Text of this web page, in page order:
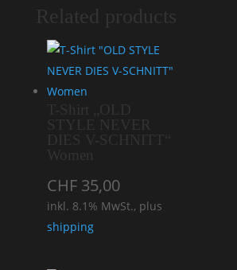
Related products
T-Shirt „OLD
STYLE NEVER
DIES V-SCHNITT“
Women
CHF35,00
inkl. 8.1% MwSt., plus
shipping